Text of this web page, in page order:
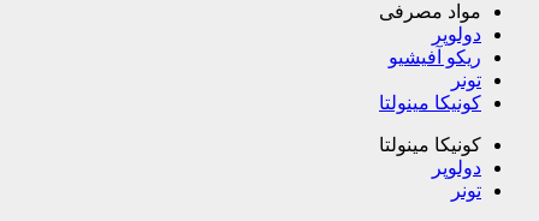
مواد مصرفی
دولوپر
ریکو آفیشیو
تونر
کونیکا مینولتا
کونیکا مینولتا
دولوپر
تونر